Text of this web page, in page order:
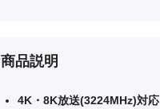
商品説明
4K・8K放送(3224MHz)対応